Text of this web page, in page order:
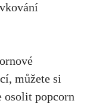
můžete si
osolit popcorn